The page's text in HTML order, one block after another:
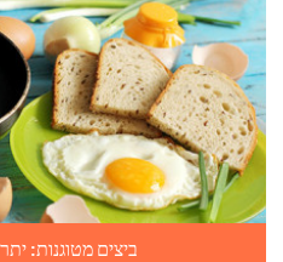
ביצים מטוגנות: